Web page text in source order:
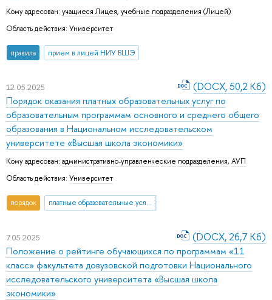
Кому адресован: учащиеся Лицея, учебные подразделения (Лицей)
Область действия: Университет
правила прием в лицей НИУ ВШЭ
12.05.2025
Порядок оказания платных образовательных услуг по
образовательным программам основного и среднего общего
образования в Национальном исследовательском
университете «Высшая школа экономики»
Кому адресован: административно-управленческие подразделения, АУП
Область действия: Университет
порядок платные образовательные услуги
(DOCX, 50,2 Кб)
7.05.2025
Положение о рейтинге обучающихся по программам «11
класс» факультета довузовской подготовки Национального
исследовательского университета «Высшая школа
экономики»
(DOCX, 26,7 Кб)